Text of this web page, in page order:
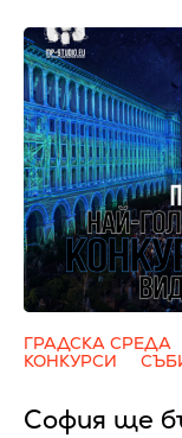
ГРАДСКА СРЕДА
КОНКУРСИ
София ще